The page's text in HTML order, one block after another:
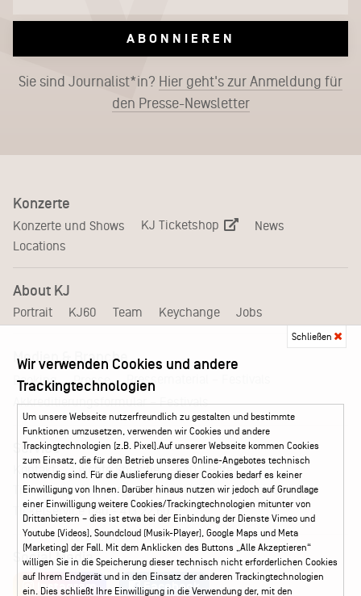
ABONNIEREN
Sie sind Journalist*in? Hier geht's zur Anmeldung für
den Presse-Newsletter
Konzerte
Konzerte und Shows KJ Ticketshop
News
Locations
About KJ
Portrait KJ60 Team Keychange Jobs
Medien & Branche
Booking Presse
Pressematerial – Festivals
Akkreditierungsformular – Festivals
Service
Kontakt Leichte Sprache
FAQ / Hilfe
Ticketshop Hamburg
Gutscheine
Callback-Service
Ticketservice 040 - 413 22 60
Social Media
Instagram Facebook
Schließen
Wir verwenden Cookies und andere
Trackingtechnologien
Um unsere Webseite nutzerfreundlich zu gestalten und bestimmte
Funktionen umzusetzen, verwenden wir Cookies und andere
Trackingtechnologien (z.B. Pixel).Auf unserer Webseite kommen Cookies
zum Einsatz, die für den Betrieb unseres Online-Angebotes technisch
notwendig sind. Für die Auslieferung dieser Cookies bedarf es keiner
Einwilligung von Ihnen. Darüber hinaus nutzen wir jedoch auf Grundlage
einer Einwilligung weitere Cookies/Trackingtechnologien mitunter von
Drittanbietern – dies ist etwa bei der Einbindung der Dienste Vimeo und
Youtube (Videos), Soundcloud (Musik-Player), Google Maps und Meta
(Marketing) der Fall. Mit dem Anklicken des Buttons „Alle Akzeptieren“
willigen Sie in die Speicherung dieser technisch nicht erforderlichen Cookies
auf Ihrem Endgerät und in den Einsatz der anderen Trackingtechnologien
ein. Dies schließt Ihre Einwilligung in die Verwendung der, mit den